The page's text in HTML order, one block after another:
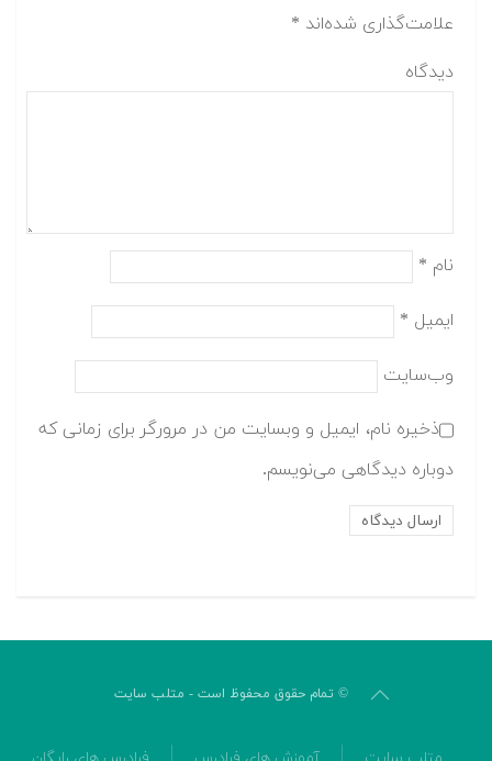
علامت‌گذاری شده‌اند *
دیدگاه
نام *
ایمیل *
وب‌سایت
ذخیره نام، ایمیل و وبسایت من در مرورگر برای زمانی که
دوباره دیدگاهی می‌نویسم.
© تمام حقوق محفوظ است - متلب سایت